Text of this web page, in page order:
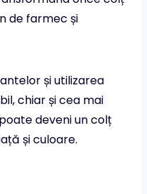
de farmec și
și utilizarea
chiar și cea mai
deveni un colț
și culoare.